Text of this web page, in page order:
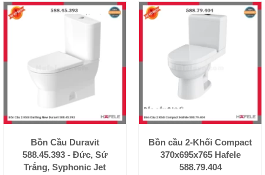
Bồn Cầu Duravit
588.45.393 - Đức, Sứ
Trắng, Syphonic Jet
Bồn cầu 2-Khối Compact
370x695x765 Hafele
588.79.404